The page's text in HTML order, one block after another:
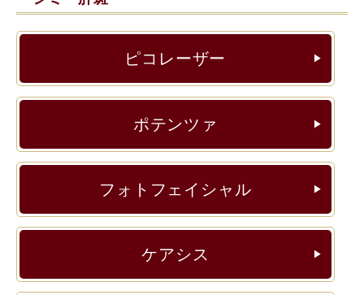
ピコレーザー ▶︎
ポテンツァ ▶︎
フォトフェイシャル ▶︎
ケアシス ▶︎